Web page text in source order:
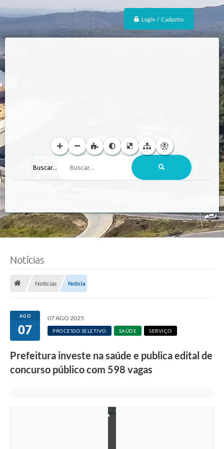
Login / Cadastro
Buscar...
Notícias
Notícias Notícia
AGO
07
07 AGO 2025
PROCESSO SELETIVO SAÚDE SERVIÇO
Prefeitura investe na saúde e publica edital de
concurso público com 598 vagas
o
á